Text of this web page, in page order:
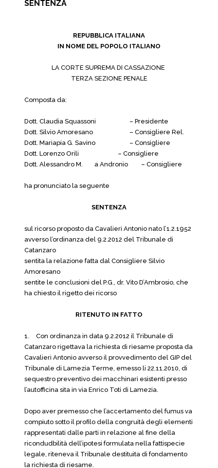
SENTENZA
REPUBBLICA ITALIANA
IN NOME DEL POPOLO ITALIANO
LA CORTE SUPREMA DI CASSAZIONE
TERZA SEZIONE PENALE
Composta da:
Dott. Claudia Squassoni
– Presidente
Dott. Silvio Amoresano
– Consigliere Rel.
Dott. Mariapia G. Savino
– Consigliere
Dott. Lorenzo Orili
– Consigliere
Dott. Alessandro M.
a Andronio – Consigliere
ha pronunciato la seguente
SENTENZA
sul ricorso proposto da Cavalieri Antonio nato l’1.2.1952
avverso l’ordinanza del 9.2.2012 del Tribunale di
Catanzaro
sentita la relazione fatta dal Consigliere Silvio
Amoresano
sentite le conclusioni del P.G., dr. Vito D’Ambrosio, che
ha chiesto il rigetto dei ricorso
RITENUTO IN FATTO
1.
Con ordinanza in data 9.2.2012 il Tribunale di
Catanzaro rigettava la richiesta di riesame proposta da
Cavalieri Antonio avverso il provvedimento del GIP del
Tribunale di Lamezia Terme, emesso li 22.11.2010, di
sequestro preventivo dei macchinari esistenti presso
l’autofficina sita in via Enrico Toti di Lamezia.
Dopo aver premesso che l’accertamento del fumus va
compiuto sotto il profilo della congruità degli elementi
rappresentati dalle parti in relazione al fine della
ricondudbilità dell’ipotesi formulata nella fattispecie
legale, riteneva il Tribunale destituita di fondamento
la richiesta di riesame.